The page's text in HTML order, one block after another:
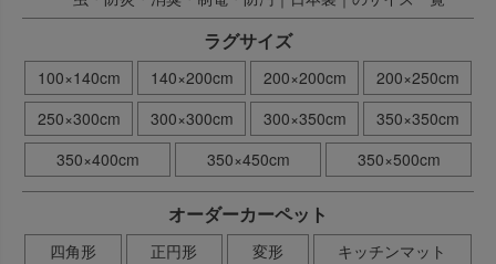
ラグサイズ
100×140cm 140×200cm 200×200cm
200×250cm
250×300cm
300×300cm 300×350cm
350×350cm
350×400cm
350×450cm 350×500cm
オーダーカーペット
四角形 正円形 変形 キッチンマット